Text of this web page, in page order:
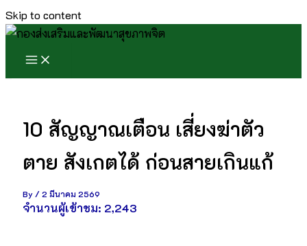
Skip to content
10 สัญญาณเตือน เสี่ยงฆ่าตัว
ตาย สังเกตได้ ก่อนสายเกินแก้
By /2 มีนาคม 2569
จำนวนผู้เข้าชม: 2,243